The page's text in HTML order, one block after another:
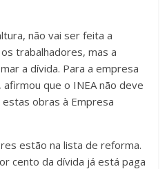
não vai ser feita a
trabalhadores, mas a
a dívida. Para a empresa
que o INEA não deve
obras à Empresa
estão na lista de reforma.
cento da dívida já está paga